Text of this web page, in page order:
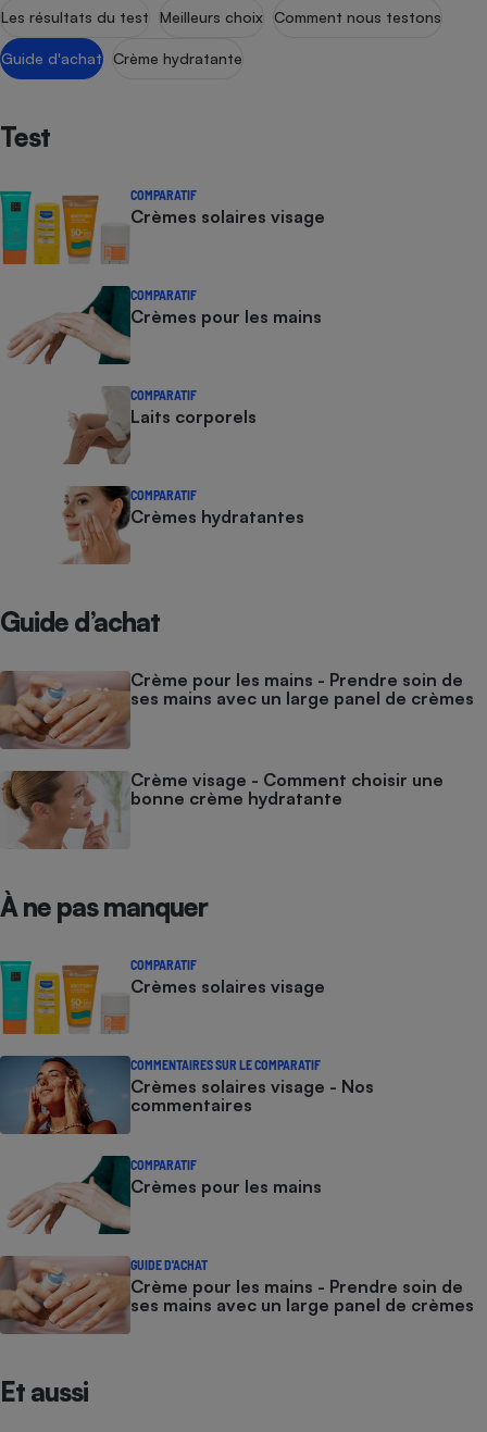
Les résultats du test Meilleurs choix Comment nous testons
Guide d'achat Crème hydratante
Test
COMPARATIF
Crèmes solaires visage
COMPARATIF
Crèmes pour les mains
COMPARATIF
Laits corporels
COMPARATIF
Crèmes hydratantes
Guide d’achat
Crème pour les mains - Prendre soin de
ses mains avec un large panel de crèmes
Crème visage - Comment choisir une
bonne crème hydratante
À ne pas manquer
COMPARATIF
Crèmes solaires visage
COMMENTAIRES SUR LE COMPARATIF
Crèmes solaires visage - Nos
commentaires
COMPARATIF
Crèmes pour les mains
GUIDE D'ACHAT
Crème pour les mains - Prendre soin de
ses mains avec un large panel de crèmes
Et aussi